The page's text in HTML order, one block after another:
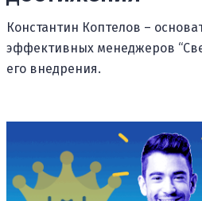
Константин Коптелов –
эффективных менеджеров
его внедрения.